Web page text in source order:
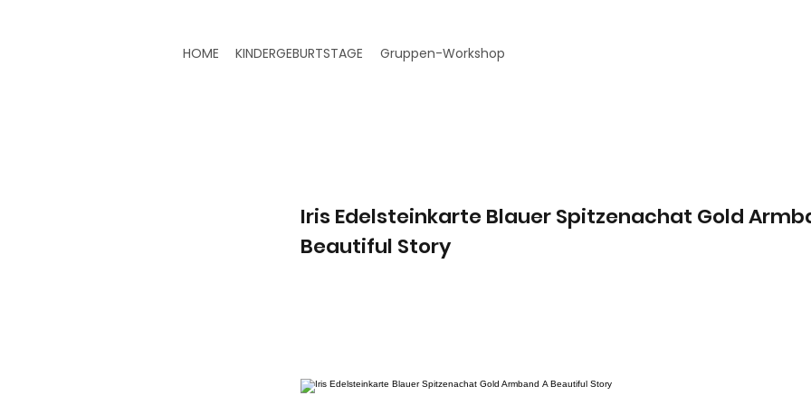
HOME KINDERGEBURTSTAGE Gruppen-Workshop
Iris Edelsteinkarte Blauer Spitzenachat Gold
Beautiful Story